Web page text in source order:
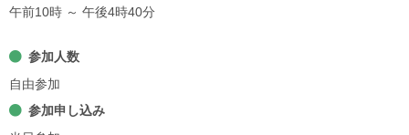
午前10時 ～ 午後4時40分
参加人数
自由参加
参加申し込み